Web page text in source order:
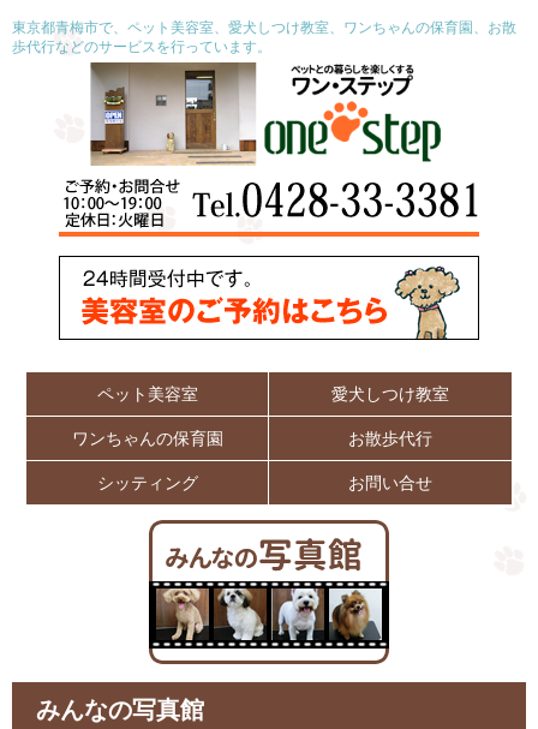
東京都青梅市で、ペット美容室、愛犬しつけ教室、ワンちゃんの保育園、お散
歩代行などのサービスを行っています。
ペット美容室 愛犬しつけ教室
ワンちゃんの保育園 お散歩代行
シッティング お問い合せ
みんなの写真館